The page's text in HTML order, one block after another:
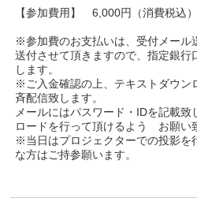
【参加費用】 6,000円（消費税込）
※参加費のお支払いは、受付メール
送付させて頂きますので、指定銀行
します。
※ご入金確認の上、テキストダウン
斉配信致します。
メールにはパスワード・IDを記載
ロードを行って頂けるよう お願い
※当日はプロジェクターでの投影を
な方はご持参願います。